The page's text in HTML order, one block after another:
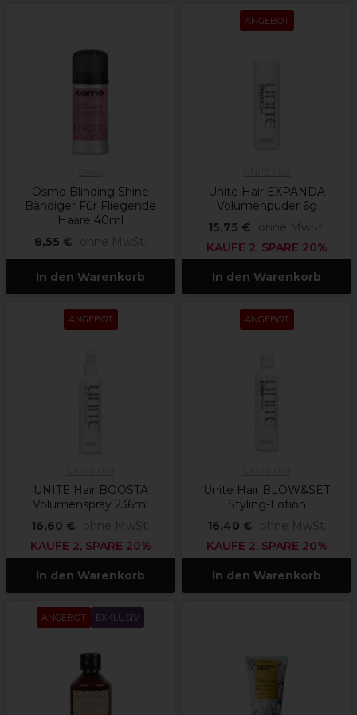
Osmo Blinding Shine
Bändiger Für Fliegende
Haare 40ml
8,55 €
ohne MwSt.
In den Warenkorb
ANGEBOT
Unite Hair EXPANDA
Volumenpuder 6g
15,75 €
ohne MwSt.
KAUFE 2, SPARE 20%
In den Warenkorb
ANGEBOT
UNITE Hair BOOSTA
Volumenspray 236ml
16,60 €
ohne MwSt.
KAUFE 2, SPARE 20%
In den Warenkorb
ANGEBOT
Unite Hair BLOW&SET
Styling-Lotion
16,40 €
ohne MwSt.
KAUFE 2, SPARE 20%
In den Warenkorb
ANGEBOT EXKLUSIV